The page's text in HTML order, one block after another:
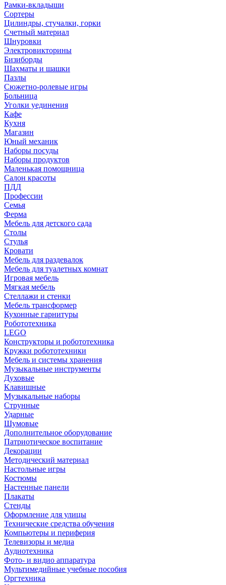
Рамки-вкладыши
Сортеры
Цилиндры, стучалки, горки
Счетный материал
Шнуровки
Электровикторины
Бизиборды
Шахматы и шашки
Пазлы
Сюжетно-ролевые игры
Больница
Уголки уединения
Кафе
Кухня
Магазин
Юный механик
Наборы посуды
Наборы продуктов
Маленькая помощница
Салон красоты
ПДД
Профессии
Семья
Ферма
Мебель для детского сада
Столы
Cтулья
Кровати
Мебель для раздевалок
Мебель для туалетных комнат
Игровая мебель
Мягкая мебель
Стеллажи и стенки
Мебель трансформер
Кухонные гарнитуры
Робототехника
LEGO
Конструкторы и робототехника
Кружки робототехники
Мебель и системы хранения
Музыкальные инструменты
Духовые
Клавишные
Музыкальные наборы
Струнные
Ударные
Шумовые
Дополнительное оборудование
Патриотическое воспитание
Декорации
Методический материал
Настольные игры
Костюмы
Настенные панели
Плакаты
Стенды
Оформление для улицы
Технические средства обучения
Компьютеры и периферия
Телевизоры и медиа
Аудиотехника
Фото- и видио аппаратура
Мультимедийные учебные пособия
Оргтехника